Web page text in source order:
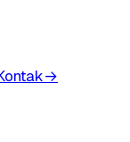
→